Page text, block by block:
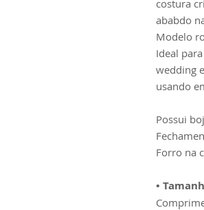
costura
ababdo
Modelo
Ideal
wedding
usando
Possui
Forro na
•